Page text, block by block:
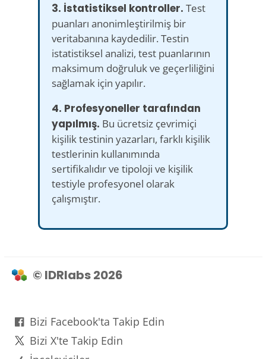
3. İstatistiksel kontroller. Test
puanları anonimleştirilmiş bir
veritabanına kaydedilir. Testin
istatistiksel analizi, test puanlarının
maksimum doğruluk ve geçerliliğini
sağlamak için yapılır.
4. Profesyoneller tarafından
yapılmış. Bu ücretsiz çevrimiçi
kişilik testinin yazarları, farklı kişilik
testlerinin kullanımında
sertifikalıdır ve tipoloji ve kişilik
testiyle profesyonel olarak
çalışmıştır.
© IDRlabs 2026
Bizi Facebook'ta Takip Edin
Bizi X'te Takip Edin